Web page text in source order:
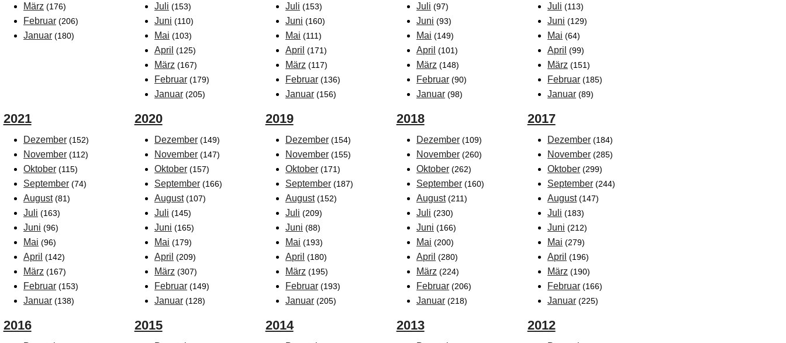
März (176)
Februar (206)
Januar (180)
Juli (153)
Juni (110)
Mai (103)
April (125)
März (167)
Februar (179)
Januar (205)
Juli (153)
Juni (160)
Mai (111)
April (171)
März (117)
Februar (136)
Januar (156)
Juli (97)
Juni (93)
Mai (149)
April (101)
März (148)
Februar (90)
Januar (98)
Juli (113)
Juni (129)
Mai (64)
April (99)
März (151)
Februar (185)
Januar (89)
2021
Dezember (152)
November (112)
Oktober (115)
September (74)
August (81)
Juli (163)
Juni (96)
Mai (96)
April (142)
März (167)
Februar (153)
Januar (138)
2020
Dezember (149)
November (147)
Oktober (157)
September (166)
August (107)
Juli (145)
Juni (165)
Mai (179)
April (209)
März (307)
Februar (149)
Januar (128)
2019
Dezember (154)
November (155)
Oktober (171)
September (187)
August (152)
Juli (209)
Juni (88)
Mai (193)
April (180)
März (195)
Februar (193)
Januar (205)
2018
Dezember (109)
November (260)
Oktober (262)
September (160)
August (211)
Juli (230)
Juni (166)
Mai (200)
April (280)
März (224)
Februar (206)
Januar (218)
2017
Dezember (184)
November (285)
Oktober (299)
September (244)
August (147)
Juli (183)
Juni (212)
Mai (279)
April (196)
März (190)
Februar (166)
Januar (225)
2016 2015 2014 2013 2012